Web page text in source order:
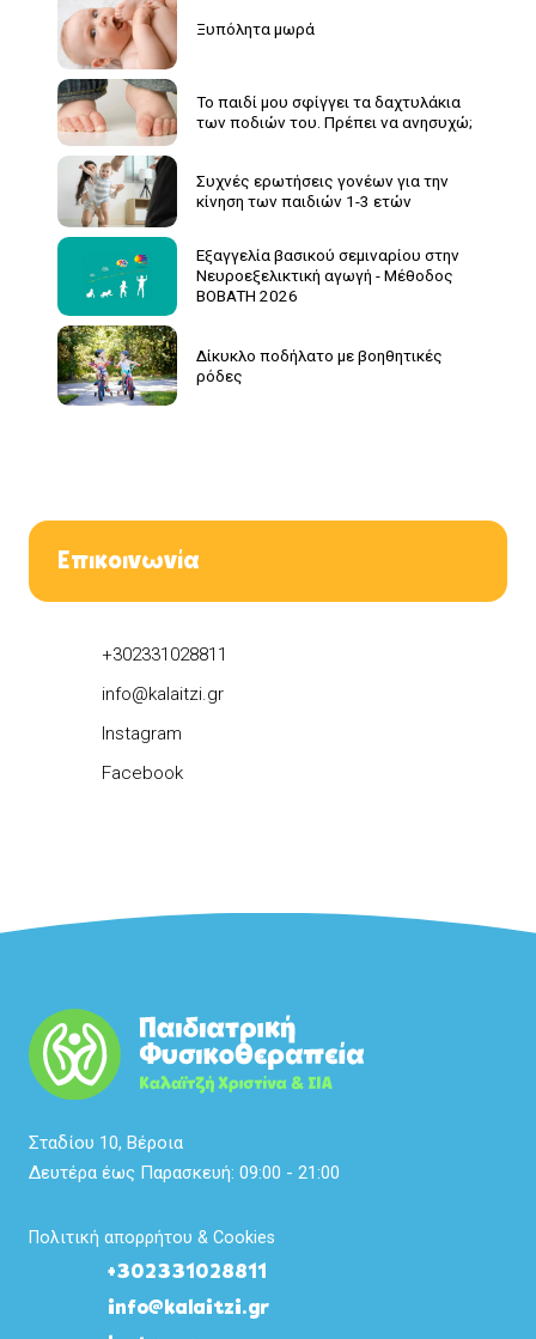
Ξυπόλητα μωρά
Το παιδί μου σφίγγει τα δαχτυλάκια
των ποδιών του. Πρέπει να ανησυχώ;
Συχνές ερωτήσεις γονέων για την
κίνηση των παιδιών 1-3 ετών
Εξαγγελία βασικού σεμιναρίου στην
Νευροεξελικτική αγωγή - Μέθοδος
BOBATH 2026
Δίκυκλο ποδήλατο με βοηθητικές
ρόδες
Επικοινωνία
+302331028811
info@kalaitzi.gr
Instagram
Facebook
Σταδίου 10, Βέροια
Δευτέρα έως Παρασκευή: 09:00 - 21:00
Πολιτική απορρήτου & Cookies
+302331028811
info@kalaitzi.gr